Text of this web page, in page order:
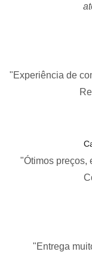
"Experiência de
"Ótimos preços,
"Entrega